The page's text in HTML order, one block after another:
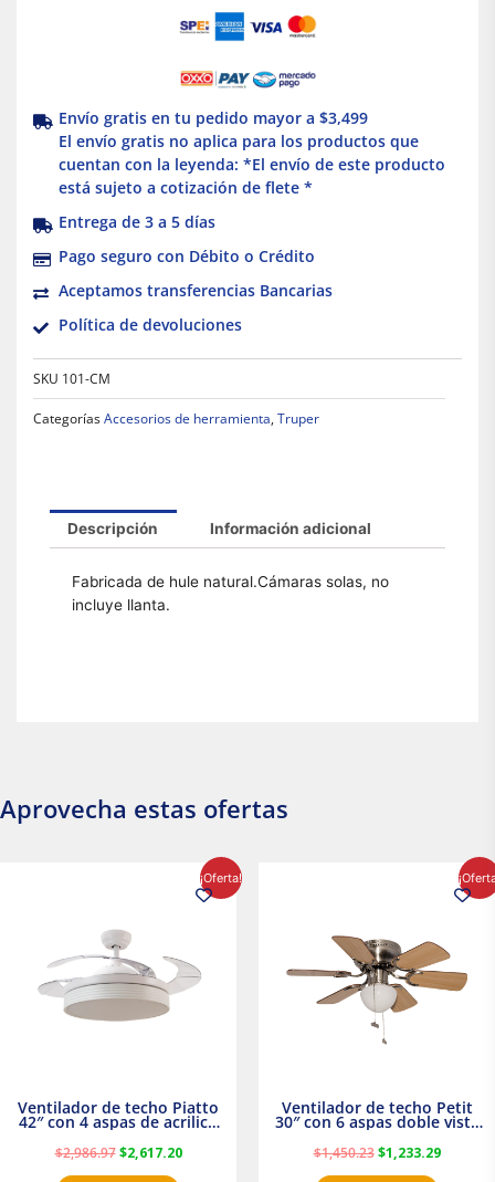
Envío gratis en tu pedido mayor a $3,499
El envío gratis no aplica para los productos que
cuentan con la leyenda: *El envío de este producto
está sujeto a cotización de flete *
Entrega de 3 a 5 días
Pago seguro con Débito o Crédito
Aceptamos transferencias Bancarias
Política de devoluciones
SKU 101-CM
CategoríasAccesorios de herramienta, Truper
Descripción Información adicional
Fabricada de hule natural.Cámaras solas, no
incluye llanta.
Aprovecha estas ofertas
¡Oferta!
Ventilador de techo Piatto
42″ con 4 aspas de acrilico
transparente
$2,986.97
$2,986.97.
$2,617.20
precio
actual
Ventilador de techo Petit
30″ con 6 aspas doble vista
Satinado Masterfan
$1,450.23
$1,450.23.
$1,233.29
precio
actual